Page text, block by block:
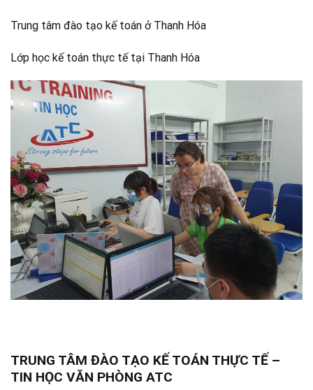
Trung tâm đào tạo kế toán ở Thanh Hóa
Lớp học kế toán thực tế tại Thanh Hóa
TRUNG TÂM ĐÀO TẠO KẾ TOÁN THỰC TẾ –
TIN HỌC VĂN PHÒNG ATC